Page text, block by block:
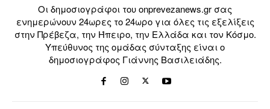
Οι δημοσιογράφοι του onprevezanews.gr σας
ενημερώνουν 24ωρες το 24ωρο για όλες τις εξελίξεις
στην Πρέβεζα, την Ήπειρο, την Ελλάδα και τον Κόσμο.
Υπεύθυνος της ομάδας σύνταξης είναι ο
δημοσιογράφος Γιάννης Βασιλειάδης.